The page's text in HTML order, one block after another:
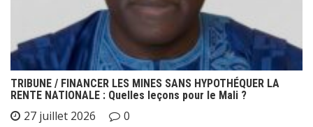
TRIBUNE / FINANCER LES MINES SANS HYPOTHÉQUER LA
RENTE NATIONALE : Quelles leçons pour le Mali ?
27 juillet 2026 0